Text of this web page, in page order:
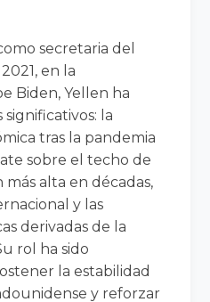
secretaria del
en la
Biden, Yellen ha
la
tras la pandemia
sobre el techo de
más alta en décadas,
y las
derivadas de la
rol ha sido
la estabilidad
y reforzar